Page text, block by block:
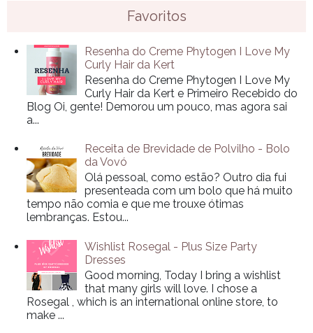
Favoritos
Resenha do Creme Phytogen I Love My
Curly Hair da Kert
Resenha do Creme Phytogen I Love My
Curly Hair da Kert e Primeiro Recebido do
Blog Oi, gente! Demorou um pouco, mas agora sai
a...
Receita de Brevidade de Polvilho - Bolo
da Vovó
Olá pessoal, como estão? Outro dia fui
presenteada com um bolo que há muito
tempo não comia e que me trouxe ótimas
lembranças. Estou...
Wishlist Rosegal - Plus Size Party
Dresses
Good morning, Today I bring a wishlist
that many girls will love. I chose a
Rosegal , which is an international online store, to
make ...